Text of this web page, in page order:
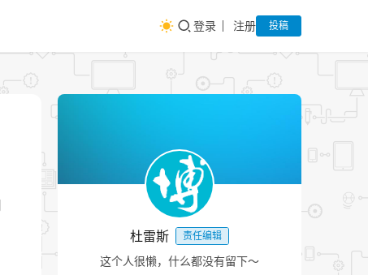
登录 注册 投稿
杜雷斯 责任编辑
这个人很懒，什么都没有留下～